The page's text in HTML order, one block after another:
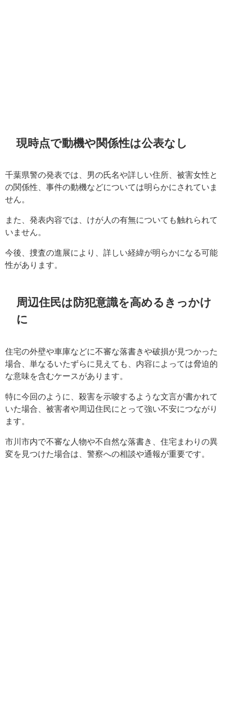
現時点で動機や関係性は公表なし
千葉県警の発表では、男の氏名や詳しい住所、被害女性と
の関係性、事件の動機などについては明らかにされていま
せん。
また、発表内容では、けが人の有無についても触れられて
いません。
今後、捜査の進展により、詳しい経緯が明らかになる可能
性があります。
周辺住民は防犯意識を高めるきっかけ
に
住宅の外壁や車庫などに不審な落書きや破損が見つかった
場合、単なるいたずらに見えても、内容によっては脅迫的
な意味を含むケースがあります。
特に今回のように、殺害を示唆するような文言が書かれて
いた場合、被害者や周辺住民にとって強い不安につながり
ます。
市川市内で不審な人物や不自然な落書き、住宅まわりの異
変を見つけた場合は、警察への相談や通報が重要です。